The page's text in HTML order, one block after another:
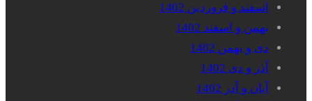
اسفند و فروردین 1402
بهمن و اسفند 1402
دی و بهمن 1402
آذر و دی 1402
آبان و آذر 1402